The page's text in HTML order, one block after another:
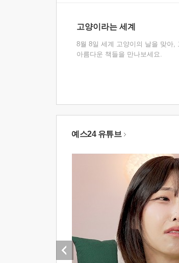
고양이라는 세계
8월 8일 세계 고양이의 날을 맞아,
아름다운 책들을 만나보세요.
예스24 유튜브